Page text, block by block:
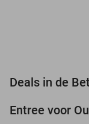
Deals in de
Entree voor